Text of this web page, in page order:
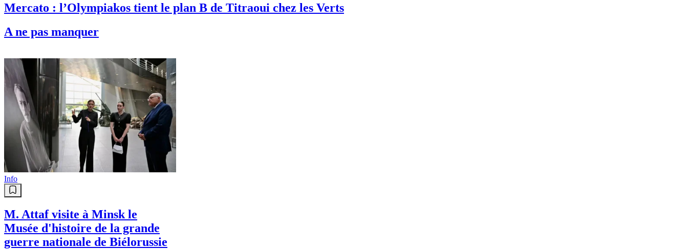
Mercato : l’Olympiakos tient le plan B de Titraoui chez les Verts
A ne pas manquer
Info
M. Attaf visite à Minsk le
Musée d'histoire de la grande
guerre nationale de Biélorussie